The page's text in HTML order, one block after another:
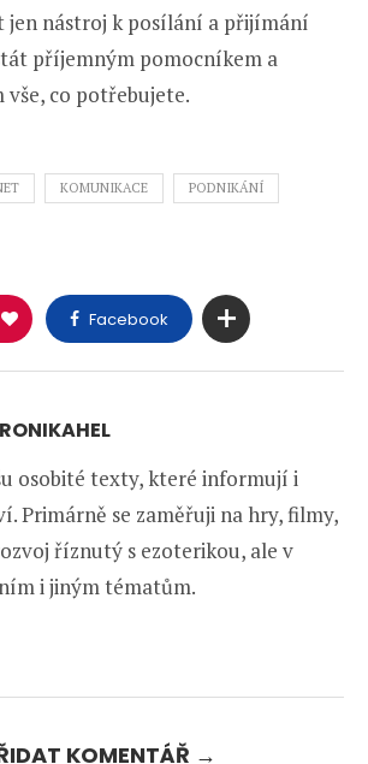
jen nástroj k posílání a přijímání
příjemným pomocníkem a
co potřebujete.
KOMUNIKACE PODNIKÁNÍ
Facebook
osobité texty, které informují i
Primárně se zaměřuji na hry, filmy,
říznutý s ezoterikou, ale v
i jiným tématům.
KOMENTÁŘ →